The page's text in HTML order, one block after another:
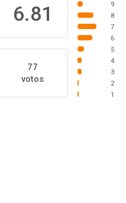
6.81
77
votos
9
8
7
6
5
4
3
2
1